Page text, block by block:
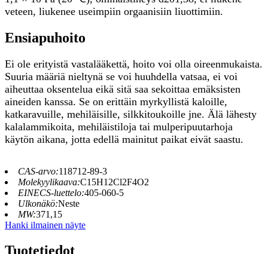
veteen, liukenee useimpiin orgaanisiin liuottimiin.
Ensiapuhoito
Ei ole erityistä vastalääkettä, hoito voi olla oireenmukaista.
Suuria määriä nieltynä se voi huuhdella vatsaa, ei voi
aiheuttaa oksentelua eikä sitä saa sekoittaa emäksisten
aineiden kanssa. Se on erittäin myrkyllistä kaloille,
katkaravuille, mehiläisille, silkkitoukoille jne. Älä lähesty
kalalammikoita, mehiläistiloja tai mulperipuutarhoja
käytön aikana, jotta edellä mainitut paikat eivät saastu.
CAS-arvo:118712-89-3
Molekyylikaava:C15H12Cl2F4O2
EINECS-luettelo:405-060-5
Ulkonäkö:Neste
MW:371,15
Hanki ilmainen näyte
Tuotetiedot